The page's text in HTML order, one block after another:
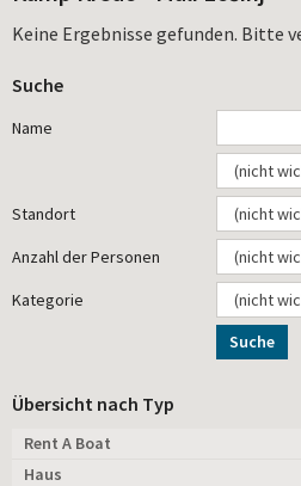
Keine Ergebnisse gefunden. Bitte
Suche
Name
Standort
Anzahl der Personen
Kategorie
Suche
Übersicht nach Typ
Rent A Boat
Haus